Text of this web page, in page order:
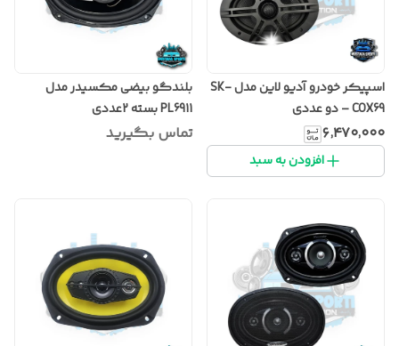
اسپیکر خودرو آدیو لاین مدل SK-
COX69 – دو عددی
۶٬۴۷۰٬۰۰۰
افزودن به سبد
بلندگو بیضی مکسیدر مدل
PL6911 بسته 2عددی
تماس بگیرید